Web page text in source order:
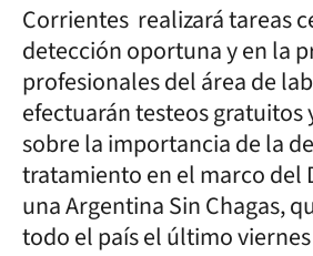
Corrientes realizará tareas
detección oportuna y en la
profesionales del área de
efectuarán testeos gratuitos
sobre la importancia de la
tratamiento en el marco del
una Argentina Sin Chagas,
todo el país el último